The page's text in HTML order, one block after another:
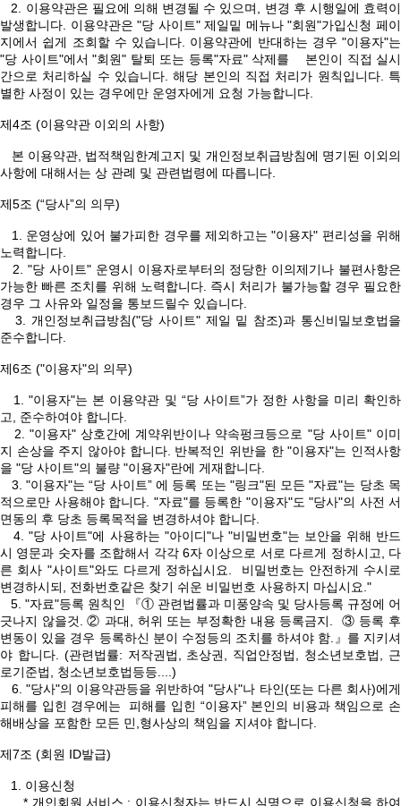
2. 이용약관은 필요에 의해 변경될 수 있으며, 변경 후 시행일에 효력이
발생합니다. 이용약관은 "당 사이트" 제일밑 메뉴나 "회원"가입신청 페이
지에서 쉽게 조회할 수 있습니다. 이용약관에 반대하는 경우 "이용자"는
"당 사이트"에서 "회원" 탈퇴 또는 등록"자료" 삭제를 본인이 직접 실시
간으로 처리하실 수 있습니다. 해당 본인의 직접 처리가 원칙입니다. 특
별한 사정이 있는 경우에만 운영자에게 요청 가능합니다.
제4조 (이용약관 이외의 사항)
본 이용약관, 법적책임한계고지 및 개인정보취급방침에 명기된 이외의
사항에 대해서는 상 관례 및 관련법령에 따릅니다.
제5조 (“당사”의 의무)
1. 운영상에 있어 불가피한 경우를 제외하고는 "이용자" 편리성을 위해
노력합니다.
2. "당 사이트" 운영시 이용자로부터의 정당한 이의제기나 불편사항은
가능한 빠른 조치를 위해 노력합니다. 즉시 처리가 불가능할 경우 필요한
경우 그 사유와 일정을 통보드릴수 있습니다.
3. 개인정보취급방침("당 사이트" 제일 밑 참조)과 통신비밀보호법을
준수합니다.
제6조 ("이용자"의 의무)
1. "이용자"는 본 이용약관 및 “당 사이트”가 정한 사항을 미리 확인하
고, 준수하여야 합니다.
2. "이용자" 상호간에 계약위반이나 약속펑크등으로 "당 사이트" 이미
지 손상을 주지 않아야 합니다. 반복적인 위반을 한 "이용자"는 인적사항
을 "당 사이트"의 불량 "이용자"란에 게재합니다.
3. "이용자"는 “당 사이트” 에 등록 또는 "링크"된 모든 "자료"는 당초 목
적으로만 사용해야 합니다. "자료"를 등록한 "이용자"도 "당사"의 사전 서
면동의 후 당초 등록목적을 변경하셔야 합니다.
4. "당 사이트"에 사용하는 "아이디"나 "비밀번호"는 보안을 위해 반드
시 영문과 숫자를 조합해서 각각 6자 이상으로 서로 다르게 정하시고, 다
른 회사 "사이트"와도 다르게 정하십시요. 비밀번호는 안전하게 수시로
변경하시되, 전화번호같은 찾기 쉬운 비밀번호 사용하지 마십시요."
5. "자료"등록 원칙인 『① 관련법률과 미풍양속 및 당사등록 규정에 어
긋나지 않을것. ② 과대, 허위 또는 부정확한 내용 등록금지. ③ 등록 후
변동이 있을 경우 등록하신 분이 수정등의 조치를 하셔야 함.』를 지키셔
야 합니다. (관련법률: 저작권법, 초상권, 직업안정법, 청소년보호법, 근
로기준법, 청소년보호법등등....)
6. "당사"의 이용약관등을 위반하여 "당사"나 타인(또는 다른 회사)에게
피해를 입힌 경우에는 피해를 입힌 “이용자” 본인의 비용과 책임으로 손
해배상을 포함한 모든 민,형사상의 책임을 지셔야 합니다.
제7조 (회원 ID발급)
1. 이용신청
* 개인회원 서비스 : 이용신청자는 반드시 실명으로 이용신청을 하여